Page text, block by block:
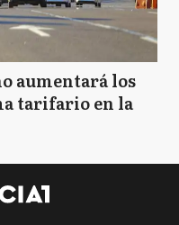
aumentará los
tarifario en la